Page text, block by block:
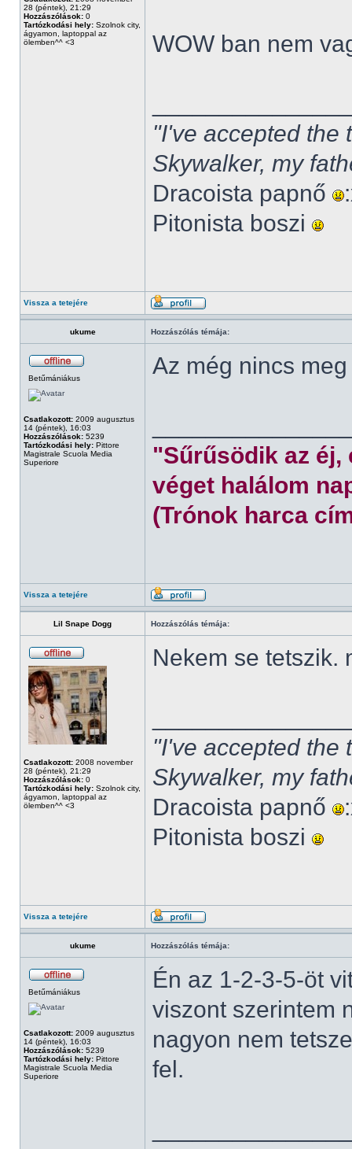
28 (péntek), 21:29
Hozzászólások: 0
Tartózkodási hely: Szolnok city,
ágyamon, laptoppal az
ölemben^^ <3
WOW ban nem
"I've accepted the
Skywalker, my
Dracoista papnő
Pitonista boszi
Vissza a tetejére
ukume Hozzászólás témája:
Betűmániákus
Csatlakozott: 2009 augusztus
14 (péntek), 16:03
Hozzászólások: 5239
Tartózkodási hely: Pittore
Magistrale Scuola Media
Superiore
Az még nincs
"Sűrűsödik az éj,
véget halálom
(Trónok harca
Vissza a tetejére
Lil Snape Dogg Hozzászólás témája:
Csatlakozott: 2008 november
28 (péntek), 21:29
Hozzászólások: 0
Tartózkodási hely: Szolnok city,
ágyamon, laptoppal az
ölemben^^ <3
Nekem se tetszik.
"I've accepted the
Skywalker, my
Dracoista papnő
Pitonista boszi
Vissza a tetejére
ukume Hozzászólás témája:
Betűmániákus
Csatlakozott: 2009 augusztus
14 (péntek), 16:03
Hozzászólások: 5239
Tartózkodási hely: Pittore
Magistrale Scuola Media
Superiore
Én az 1-2-3-5-öt
viszont szerintem
nagyon nem
fel.